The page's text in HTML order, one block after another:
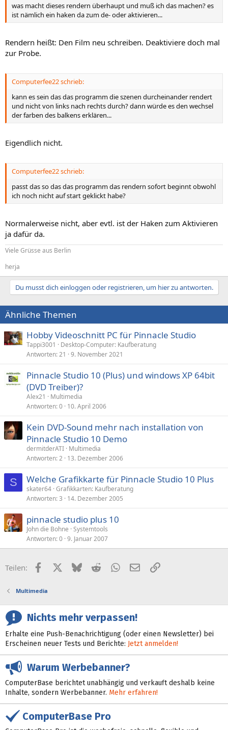
was macht dieses rendern überhaupt und muß ich das machen? es
ist nämlich ein haken da zum de- oder aktivieren...
Rendern heißt: Den Film neu schreiben. Deaktiviere doch mal
zur Probe.
Computerfee22 schrieb:
kann es sein das das programm die szenen durcheinander rendert
und nicht von links nach rechts durch? dann würde es den wechsel
der farben des balkens erklären...
Eigendlich nicht.
Computerfee22 schrieb:
passt das so das das programm das rendern sofort beginnt obwohl
ich noch nicht auf start geklickt habe?
Normalerweise nicht, aber evtl. ist der Haken zum Aktivieren
ja dafür da.
Viele Grüsse aus Berlin
herja
Du musst dich einloggen oder registrieren, um hier zu antworten.
Ähnliche Themen
Hobby Videoschnitt PC für Pinnacle Studio
Tappi3001
Desktop-Computer: Kaufberatung
Antworten 21 9. November 2021
Pinnacle Studio 10 (Plus) und windows XP 64bit
(DVD Treiber)?
Alex21
Multimedia
Antworten 0 10. April 2006
Kein DVD-Sound mehr nach installation von
Pinnacle Studio 10 Demo
dermitderATI Multimedia
Antworten 2 13. Dezember 2006
S Welche Grafikkarte für Pinnacle Studio 10 Plus
skater64 Grafikkarten: Kaufberatung
Antworten 3 14. Dezember 2005
pinnacle studio plus 10
John die Bohne Systemtools
Antworten 0 9. Januar 2007
Teilen: FacebookX (Twitter)
BlueskyRedditWhatsApp
E-MailLink
Multimedia
Nichts mehr verpassen!
Erhalte eine Push-Benachrichtigung (oder einen Newsletter) bei
Erscheinen neuer Tests und Berichte: Jetzt anmelden!
Warum Werbebanner?
ComputerBase berichtet unabhängig und verkauft deshalb keine
Inhalte, sondern Werbebanner. Mehr erfahren!
ComputerBase Pro